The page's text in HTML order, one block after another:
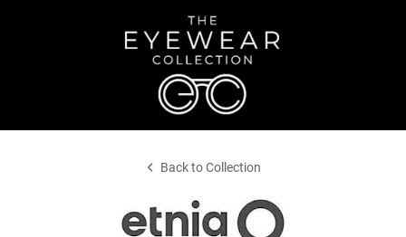
Back to Collection